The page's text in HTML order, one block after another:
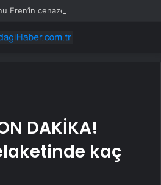
DAKİKA!
kaç